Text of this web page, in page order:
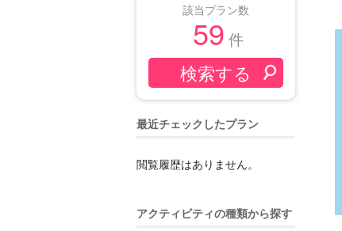
該当プラン数
59 件
最近チェックしたプラン
閲覧履歴はありません。
アクティビティの種類から探す